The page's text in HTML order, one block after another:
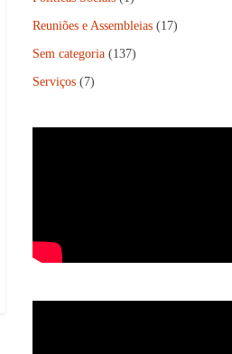
Reuniões e Assembleias (17)
Sem categoria (137)
Serviços (7)